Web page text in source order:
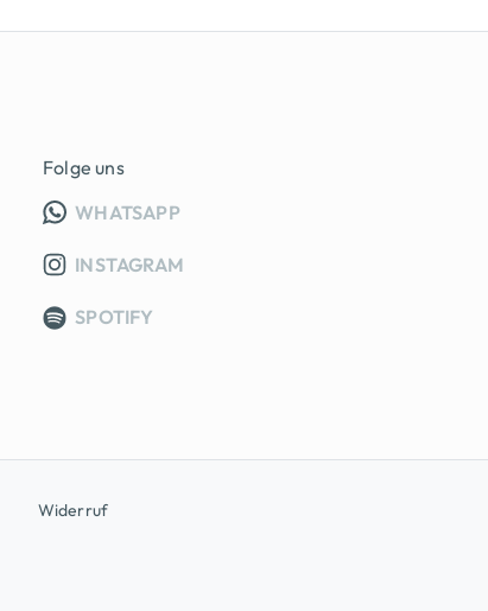
Folge uns
WHATSAPPINFO GRUPPE (OEFFNET IN
INSTAGRAM
SPOTIFY
Widerruf